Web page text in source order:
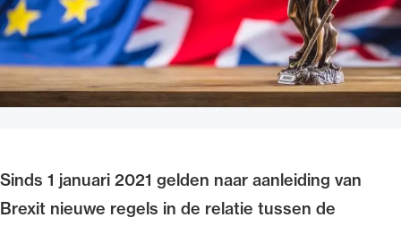
Sinds 1 januari 2021 gelden naar aanleiding van
Brexit nieuwe regels in de relatie tussen de
de advocatuur (Voda) en de Regeling op de
advocatuur (Roda).